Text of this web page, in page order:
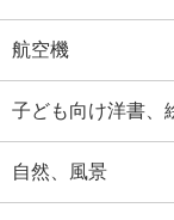
航空機
子ども向け洋書、
自然、風景